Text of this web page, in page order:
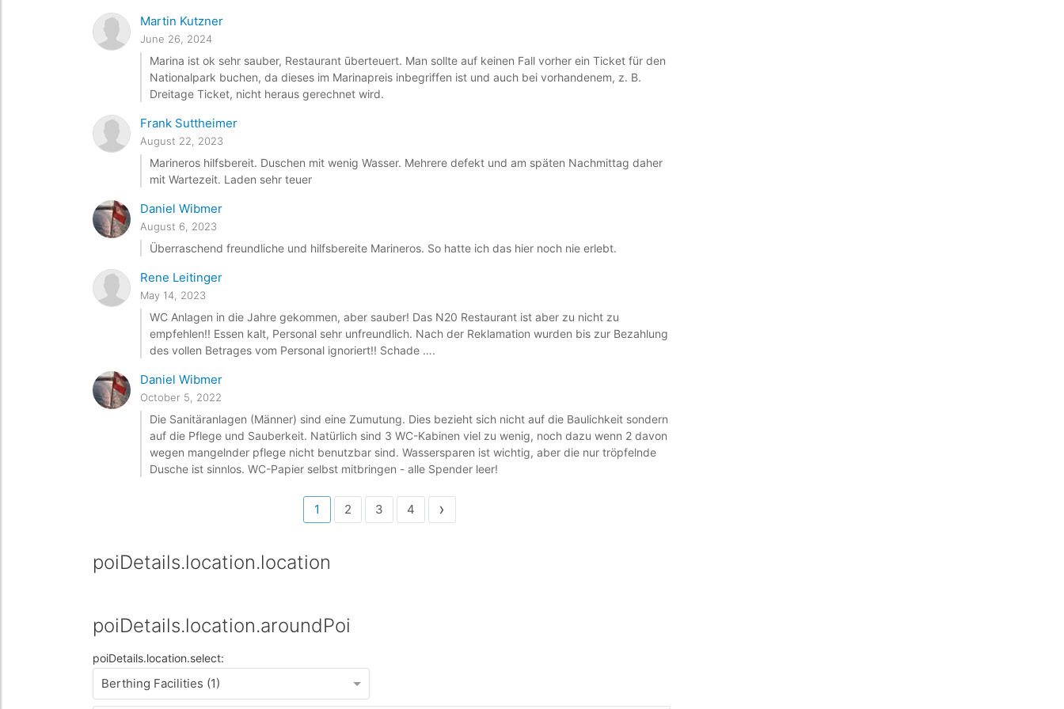
Martin Kutzner
June 26, 2024
Marina ist ok sehr sauber, Restaurant ūberteuert. Man sollte auf keinen Fall vorher ein Ticket für den
Nationalpark buchen, da dieses im Marinapreis inbegriffen ist und auch bei vorhandenem, z. B.
Dreitage Ticket, nicht heraus gerechnet wird.
Frank Suttheimer
August 22, 2023
Marineros hilfsbereit. Duschen mit wenig Wasser. Mehrere defekt und am späten Nachmittag daher
mit Wartezeit. Laden sehr teuer
Daniel Wibmer
August 6, 2023
Überraschend freundliche und hilfsbereite Marineros. So hatte ich das hier noch nie erlebt.
Rene Leitinger
May 14, 2023
WC Anlagen in die Jahre gekommen, aber sauber! Das N20 Restaurant ist aber zu nicht zu
empfehlen!! Essen kalt, Personal sehr unfreundlich. Nach der Reklamation wurden bis zur Bezahlung
des vollen Betrages vom Personal ignoriert!! Schade ….
Daniel Wibmer
October 5, 2022
Die Sanitäranlagen (Männer) sind eine Zumutung. Dies bezieht sich nicht auf die Baulichkeit sondern
auf die Pflege und Sauberkeit. Natürlich sind 3 WC-Kabinen viel zu wenig, noch dazu wenn 2 davon
wegen mangelnder pflege nicht benutzbar sind. Wassersparen ist wichtig, aber die nur tröpfelnde
Dusche ist sinnlos. WC-Papier selbst mitbringen - alle Spender leer!
1 2 3 4 ›
poiDetails.location.location
poiDetails.location.aroundPoi
poiDetails.location.select:
Berthing Facilities (1)